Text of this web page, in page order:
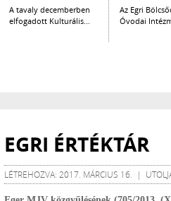
A tavaly decemberben
elfogadott Kulturális...
Az Egri
Óvodai
EGRI ÉRTÉKTÁR
LÉTREHOZVA: 2017. MÁRCIUS 16. |